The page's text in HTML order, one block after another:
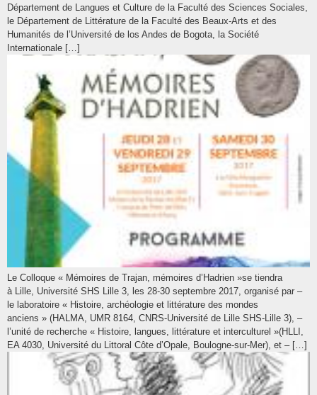
Département de Langues et Culture de la Faculté des Sciences Sociales,
le Département de Littérature de la Faculté des Beaux-Arts et des
Humanités de l’Université de los Andes de Bogota, la Société
Internationale […]
Le Colloque « Mémoires de Trajan, mémoires d’Hadrien »se tiendra
à Lille, Université SHS Lille 3, les 28-30 septembre 2017, organisé par –
le laboratoire « Histoire, archéologie et littérature des mondes
anciens » (HALMA, UMR 8164, CNRS-Université de Lille SHS-Lille 3), –
l’unité de recherche « Histoire, langues, littérature et interculturel »(HLLI,
EA 4030, Université du Littoral Côte d’Opale, Boulogne-sur-Mer), et – […]